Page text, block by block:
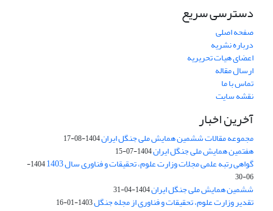
دسترسی سریع
صفحه اصلی
درباره نشریه
اعضای هیات تحریریه
ارسال مقاله
تماس با ما
نقشه سایت
آخرین اخبار
مجموعه مقالات ششمین همایش ملی جنگل ایران1404-08-17
هفتمین همایش ملی جنگل ایران1404-07-15
گواهی رتبه علمی مجلات وزارت علوم، تحقیقات و فناوری سال 1403
1404-
06-30
ششمین همایش ملی جنگل ایران1404-04-31
تقدیر وزارت علوم، تحقیقات و فناوری از مجله جنگل1403-01-16